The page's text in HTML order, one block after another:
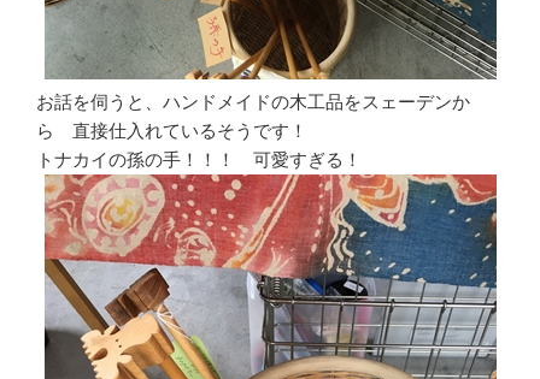
お話を伺うと、ハンドメイドの木工品をスェーデンか
ら 直接仕入れているそうです！
トナカイの孫の手！！！ 可愛すぎる！